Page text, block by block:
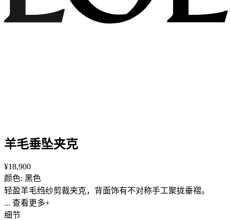
羊毛垂坠夹克
¥18,900
颜色: 黑色
轻盈羊毛绉纱剪裁夹克，背面饰有不对称手工聚拢垂褶。
... 查看更多+
细节